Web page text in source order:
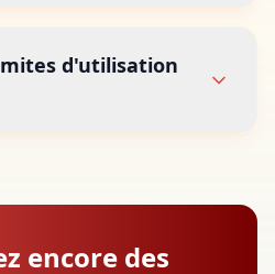
d'utilisation
encore des